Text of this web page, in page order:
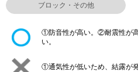
ブロック・その他
①防音性が高い。②耐震性が
い。
①通気性が低いため、結露が